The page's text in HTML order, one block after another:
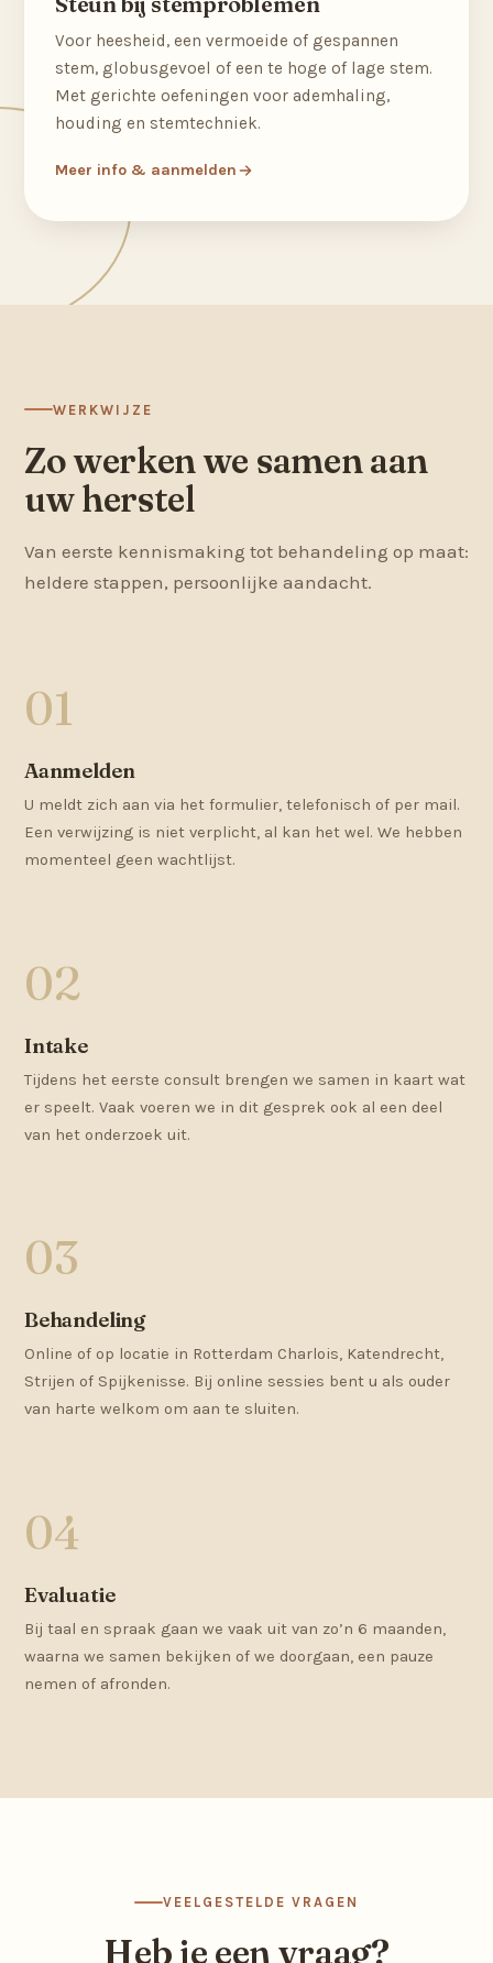
Voor heesheid, een vermoeide of gespannen
stem, globusgevoel of een te hoge of lage stem.
Met gerichte oefeningen voor ademhaling,
houding en stemtechniek.
Meer info & aanmelden
WERKWIJZE
Zo werken we samen aan
uw herstel
Van eerste kennismaking tot behandeling op maat:
heldere stappen, persoonlijke aandacht.
Aanmelden
U meldt zich aan via het formulier, telefonisch of per mail.
Een verwijzing is niet verplicht, al kan het wel. We hebben
momenteel geen wachtlijst.
Intake
Tijdens het eerste consult brengen we samen in kaart wat
er speelt. Vaak voeren we in dit gesprek ook al een deel
van het onderzoek uit.
Behandeling
Online of op locatie in Rotterdam Charlois, Katendrecht,
Strijen of Spijkenisse. Bij online sessies bent u als ouder
van harte welkom om aan te sluiten.
Evaluatie
Bij taal en spraak gaan we vaak uit van zo’n 6 maanden,
waarna we samen bekijken of we doorgaan, een pauze
nemen of afronden.
VEELGESTELDE VRAGEN
Heb je een vraag?